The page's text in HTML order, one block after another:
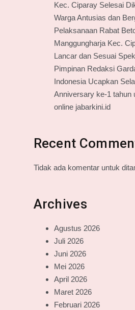
Kec. Ciparay Selesai
Warga Antusias dan
Pelaksanaan Rabat
Manggungharja Kec.
Lancar dan Sesuai Spek
Pimpinan Redaksi
Indonesia Ucapkan
Anniversary ke-1 tahun
online jabarkini.id
Recent
Tidak ada komentar untuk
Archives
Agustus 2026
Juli 2026
Juni 2026
Mei 2026
April 2026
Maret 2026
Februari 2026